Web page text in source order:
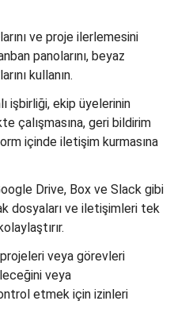
ve proje ilerlemesini
panolarını, beyaz
kullanın.
işbirliği, ekip üyelerinin
çalışmasına, geri bildirim
içinde iletişim kurmasına
Drive, Box ve Slack gibi
dosyaları ve iletişimleri tek
veya görevleri
veya
etmek için izinleri